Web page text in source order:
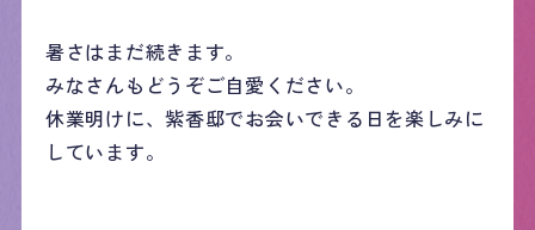
暑さはまだ続きます。
みなさんもどうぞご自愛ください。
休業明けに、紫香邸でお会いできる日を楽しみに
しています。